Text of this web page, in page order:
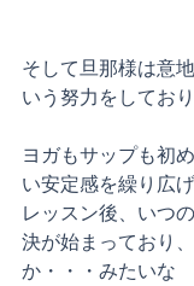
そして旦那様は意
いう努力をしてお
ヨガもサップも初
い安定感を繰り広
レッスン後、いつ
決が始まっており
か・・・みたいな